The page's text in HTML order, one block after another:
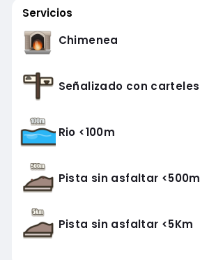
Servicios
Chimenea
Señalizado con carteles
Rio <100m
Pista sin asfaltar <500m
Pista sin asfaltar <5Km